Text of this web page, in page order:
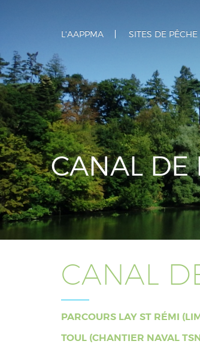
L'AAPPMA SITES DE PÊCHE
CANAL DE
CANAL
PARCOURS LAY ST RÉMI
TOUL (CHANTIER NAVAL